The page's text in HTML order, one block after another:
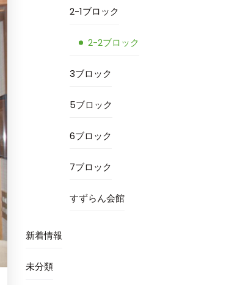
2-1ブロック
2-2ブロック
3ブロック
5ブロック
6ブロック
7ブロック
すずらん会館
新着情報
未分類